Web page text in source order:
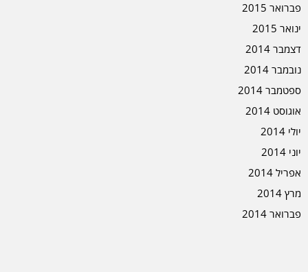
פברואר 2015
ינואר 2015
דצמבר 2014
נובמבר 2014
ספטמבר 2014
אוגוסט 2014
יולי 2014
יוני 2014
אפריל 2014
מרץ 2014
פברואר 2014